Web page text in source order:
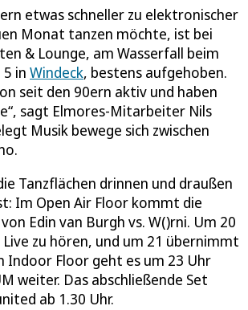
etwas schneller zu elektronischer
Monat tanzen möchte, ist bei
& Lounge, am Wasserfall beim
5 in Windeck, bestens aufgehoben.
seit den 90ern aktiv und haben
sagt Elmores-Mitarbeiter Nils
Musik bewege sich zwischen
Tanzflächen drinnen und draußen
Im Open Air Floor kommt die
Edin van Burgh vs. W()rni. Um 20
Live zu hören, und um 21 übernimmt
Indoor Floor geht es um 23 Uhr
weiter. Das abschließende Set
ab 1.30 Uhr.